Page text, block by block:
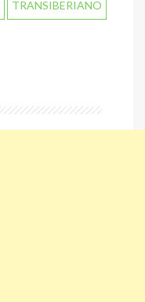
TRANSIBERIANO